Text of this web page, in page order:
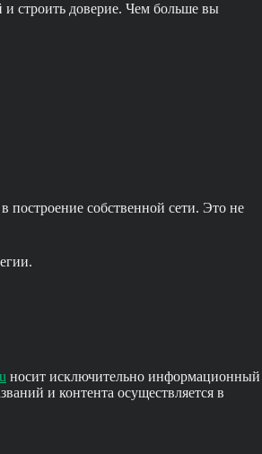
и строить доверие. Чем больше вы
построение собственной сети. Это не
носит исключительно информационный
и контента осуществляется в